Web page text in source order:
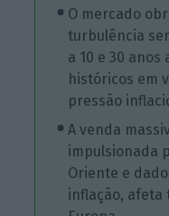
O mercado
turbulência
a 10 e 30
históricos em
pressão
A venda
impulsionada
Oriente e
inflação, afeta